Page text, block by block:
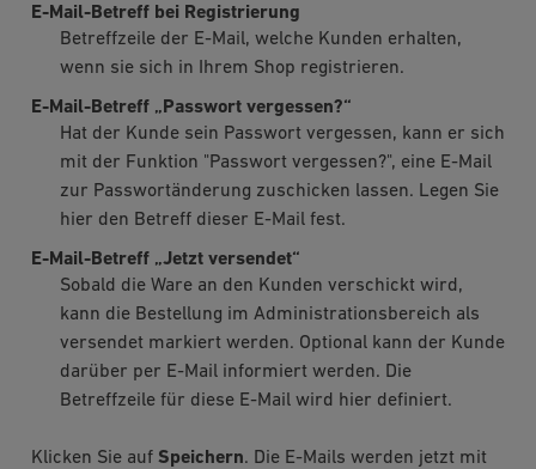
E-Mail-Betreff bei Registrierung
Betreffzeile der E-Mail, welche Kunden erhalten,
wenn sie sich in Ihrem Shop registrieren.
E-Mail-Betreff „Passwort vergessen?“
Hat der Kunde sein Passwort vergessen, kann er sich
mit der Funktion "Passwort vergessen?", eine E-Mail
zur Passwortänderung zuschicken lassen. Legen Sie
hier den Betreff dieser E-Mail fest.
E-Mail-Betreff „Jetzt versendet“
Sobald die Ware an den Kunden verschickt wird,
kann die Bestellung im Administrationsbereich als
versendet markiert werden. Optional kann der Kunde
darüber per E-Mail informiert werden. Die
Betreffzeile für diese E-Mail wird hier definiert.
Klicken Sie auf Speichern. Die E-Mails werden jetzt mit